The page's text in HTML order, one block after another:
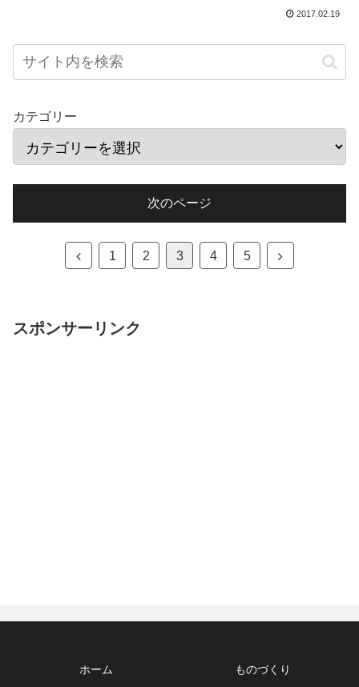
2017.02.19
カテゴリー
次のページ
1 2 3 4 5
スポンサーリンク
ホーム
ものづくり